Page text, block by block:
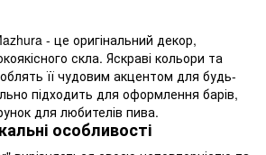
- це оригінальний декор,
скла. Яскраві кольори та
її чудовим акцентом для будь-
підходить для оформлення барів,
для любителів пива.
особливості